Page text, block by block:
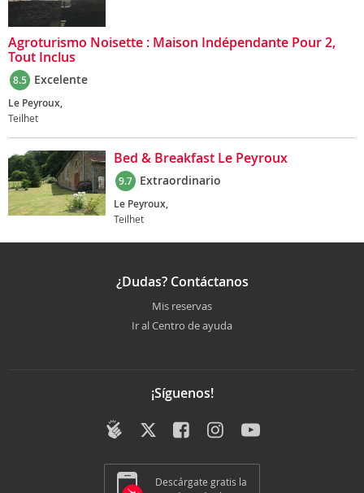
Agroturismo Noisette : Maison Indépendante Pour 2,
Tout Inclus
8.5 Excelente
Le Peyroux,
Teilhet
Bed & Breakfast Le Peyroux
9.7 Extraordinario
Le Peyroux,
Teilhet
¿Dudas? Contáctanos
Mis reservas
Ir al Centro de ayuda
¡Síguenos!
Descárgate gratis la